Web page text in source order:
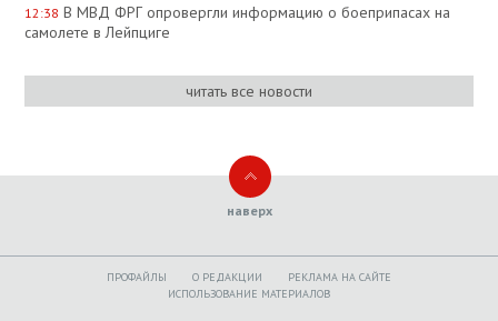
12:38 В МВД ФРГ опровергли информацию о боеприпасах на
самолете в Лейпциге
читать все новости
наверх
ПРОФАЙЛЫ O РЕДАКЦИИ
РЕКЛАМА НА САЙТЕ
ИСПОЛЬЗОВАНИЕ МАТЕРИАЛОВ